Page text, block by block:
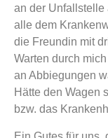
an der
alle dem
die Freundin mit
Warten durch
an Abbiegungen
Hätte den Wagen
bzw. das